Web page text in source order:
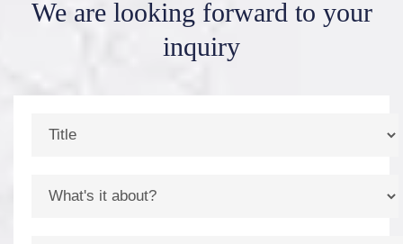
We are looking forward to your
inquiry